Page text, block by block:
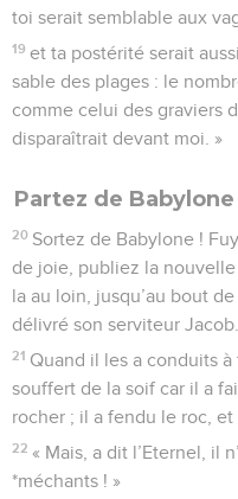
toi serait semblable aux
19 et ta postérité serait
sable des plages : le
comme celui des graviers
disparaîtrait devant moi. »
Partez de Babylone
20 Sortez de Babylone !
de joie, publiez la
la au loin, jusqu’au bout
délivré son serviteur Jacob.
21 Quand il les a conduits à
souffert de la soif car il a
rocher ; il a fendu le roc, et
22 « Mais, a dit l’Eternel, il
*méchants ! »